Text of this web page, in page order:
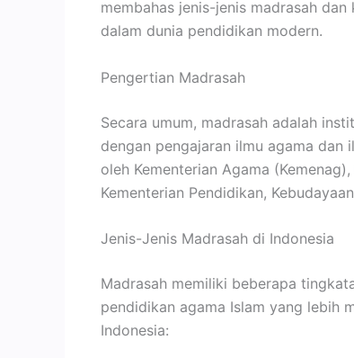
membahas jenis-jenis madrasah
dalam dunia pendidikan modern.
Pengertian Madrasah
Secara umum, madrasah adalah
dengan pengajaran ilmu agama dan
oleh Kementerian Agama
Kementerian Pendidikan,
Jenis-Jenis Madrasah di Indonesia
Madrasah memiliki beberapa
pendidikan agama Islam yang lebih
Indonesia: